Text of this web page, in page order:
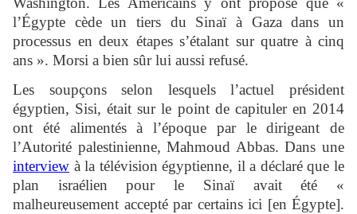
l’Égypte cède un tiers du Sinaï à Gaza dans un
processus en deux étapes s’étalant sur quatre à cinq
ans ». Morsi a bien sûr lui aussi refusé.
Les soupçons selon lesquels l’actuel président
égyptien, Sisi, était sur le point de capituler en 2014
ont été alimentés à l’époque par le dirigeant de
l’Autorité palestinienne, Mahmoud Abbas. Dans une
interview à la télévision égyptienne, il a déclaré que le
plan israélien pour le Sinaï avait été «
malheureusement accepté par certains ici [en Égypte].